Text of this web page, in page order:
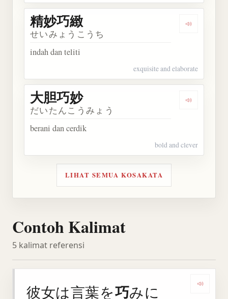
Dengarkan
精妙巧緻
せいみょうこうち
indah dan teliti
exquisite and elaborate
Dengarkan
大胆巧妙
だいたんこうみょう
berani dan cerdik
bold and clever
LIHAT SEMUA KOSAKATA
Contoh Kalimat
5 kalimat referensi
彼女は言葉を巧みに